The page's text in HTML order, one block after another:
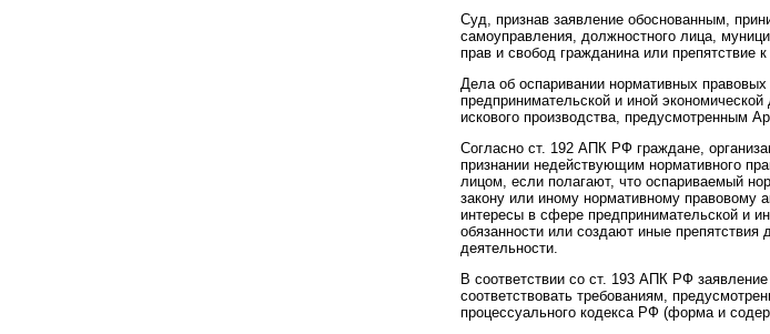
Суд, признав заявление обоснованным,
самоуправления, должностного лица,
прав и свобод гражданина или
Дела об оспаривании нормативных
предпринимательской и иной
искового производства, предусмотренным
Согласно ст. 192 АПК РФ граждане,
признании недействующим нормативного
лицом, если полагают, что оспариваемый
закону или иному нормативному
интересы в сфере предпринимательской и
обязанности или создают иные
деятельности.
В соответствии со ст. 193 АПК РФ
соответствовать требованиям,
процессуального кодекса РФ (форма и